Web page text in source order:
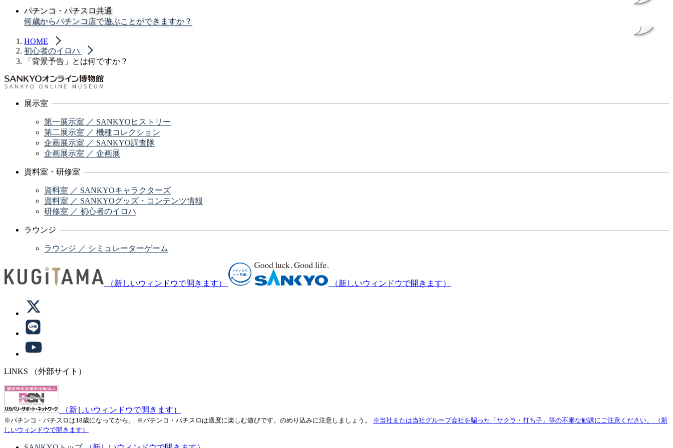
パチンコ・パチスロ共通
何歳からパチンコ店で遊ぶことができますか？
HOME
初心者のイロハ
「背景予告」とは何ですか？
展示室
第一展示室 ／ SANKYOヒストリー
第二展示室 ／ 機種コレクション
企画展示室 ／ SANKYO調査隊
企画展示室 ／ 企画展
資料室・研修室
資料室 ／ SANKYOキャラクターズ
資料室 ／ SANKYOグッズ・コンテンツ情報
研修室 ／ 初心者のイロハ
ラウンジ
ラウンジ ／ シミュレーターゲーム
（新しいウィンドウで開きます） （新しいウィンドウで開きます）
LINKS （外部サイト）
（新しいウィンドウで開きます）
※パチンコ・パチスロは18歳になってから。 ※パチンコ・パチスロは適度に楽しむ遊びです。のめり込みに注意しましょう。 ※当社または当社グループ会社を騙った「サクラ・打ち子」等の不審な勧誘にご注意ください。
（新
しいウィンドウで開きます）